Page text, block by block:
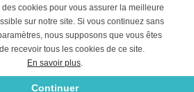
des cookies pour vous assurer la meilleure
sur notre site. Si vous continuez sans
nous supposons que vous êtes
recevoir tous les cookies de ce site.
En savoir plus.
Continuer
des données personnelles
du site : Deligraph